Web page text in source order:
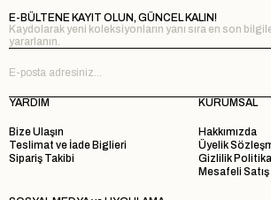
E-BÜLTENE KAYIT OLUN, GÜNCEL KALIN!
Kaydolarak yeni koleksiyonların yanı sıra en son
yararlanın.
YARDIM
Bize Ulaşın
Teslimat ve İade Biglieri
Sipariş Takibi
KURUMSAL
Hakkımızda
Üyelik
Gizlilik
Mesafeli